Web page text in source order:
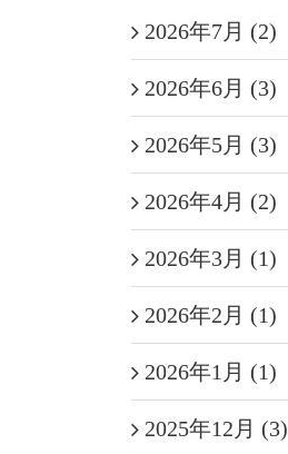
2026年7月 (2)
2026年6月 (3)
2026年5月 (3)
2026年4月 (2)
2026年3月 (1)
2026年2月 (1)
2026年1月 (1)
2025年12月 (3)